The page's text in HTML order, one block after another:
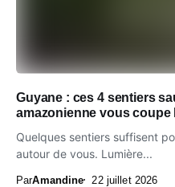
Guyane : ces 4 sentiers
amazonienne vous coupe
Quelques sentiers suffisent
autour de vous. Lumière...
ParAmandine 22 juillet 2026